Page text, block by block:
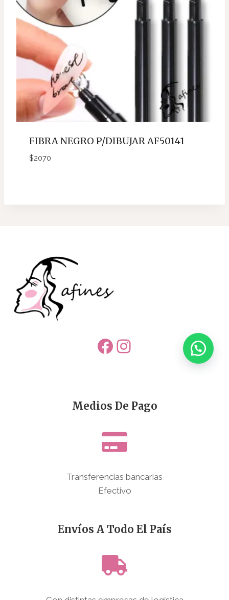
FIBRA NEGRO P/DIBUJAR AF50141
$2070
Facebook
Instagram
Medios De Pago
Transferencias bancarias
Efectivo
Envíos A Todo El País